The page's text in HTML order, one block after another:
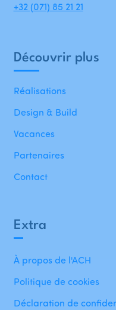
Extra
À propos de l'ACH
Politique de cookies
Déclaration de
Découvrir plus
Réalisations
Design & Build
Vacances
Partenaires
Contact
+32 (071) 85 21 21